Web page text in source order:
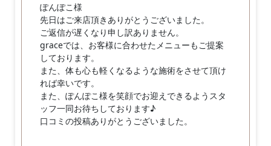
ぽんぽこ様
先日はご来店頂きありがとうございました。
ご返信が遅くなり申し訳ありません。
graceでは、お客様に合わせたメニューもご提案
しております。
また、体も心も軽くなるような施術をさせて頂け
れば幸いです。
また、ぽんぽこ様を笑顔でお迎えできるようスタ
ッフ一同お待ちしております♪
口コミの投稿ありがとうございました。